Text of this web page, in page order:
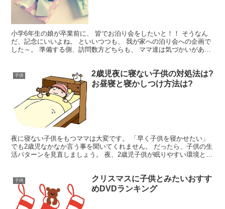
小学6年生の娘が卒業前に、 皆でお泊り会をしたいと！！ そうなん
だ、記念にいいよね。 といいつつも、 我が家への泊り会への企画で
した～。 準備する側、訪問数方どちらも、 ママ達は気づかいがあっ
子供
2歳児夜に寝ない子供の対処法は?
お昼寝と寝かしつけ方法は?
夜に寝ない子供をもつママは大変です。 「早く子供を寝かせたい」
でも2歳児なかなか言う事を聞いてくれません。 だったら、子供の生
活パターンを見直しましょう。 夜、2歳児子供が眠りやすい環境と
子供
クリスマスに子供とみたいおすす
めDVDランキング